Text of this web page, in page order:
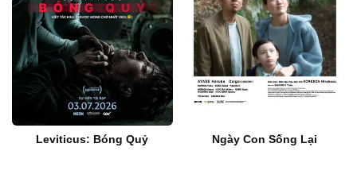
Leviticus: Bóng Quỷ Ngày Con Sống Lại